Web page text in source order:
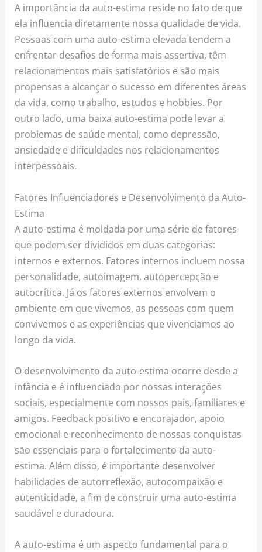
A importância da auto-estima reside no fato de que
ela influencia diretamente nossa qualidade de vida.
Pessoas com uma auto-estima elevada tendem a
enfrentar desafios de forma mais assertiva, têm
relacionamentos mais satisfatórios e são mais
propensas a alcançar o sucesso em diferentes áreas
da vida, como trabalho, estudos e hobbies. Por
outro lado, uma baixa auto-estima pode levar a
problemas de saúde mental, como depressão,
ansiedade e dificuldades nos relacionamentos
interpessoais.
Fatores Influenciadores e Desenvolvimento da Auto-
Estima
A auto-estima é moldada por uma série de fatores
que podem ser divididos em duas categorias:
internos e externos. Fatores internos incluem nossa
personalidade, autoimagem, autopercepção e
autocrítica. Já os fatores externos envolvem o
ambiente em que vivemos, as pessoas com quem
convivemos e as experiências que vivenciamos ao
longo da vida.
O desenvolvimento da auto-estima ocorre desde a
infância e é influenciado por nossas interações
sociais, especialmente com nossos pais, familiares e
amigos. Feedback positivo e encorajador, apoio
emocional e reconhecimento de nossas conquistas
são essenciais para o fortalecimento da auto-
estima. Além disso, é importante desenvolver
habilidades de autorreflexão, autocompaixão e
autenticidade, a fim de construir uma auto-estima
saudável e duradoura.
A auto-estima é um aspecto fundamental para o